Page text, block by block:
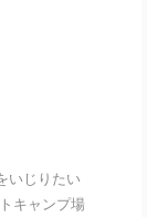
いじりたい
キャンプ場